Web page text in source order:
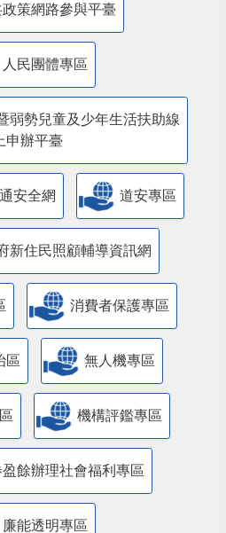
策網路參與平臺
人民團體專區
弱勢兒童及少年生活扶助線
上申辦平臺
安全網 道安專區
新住民照顧輔導資訊網
消費者保護專區
區 無人機專區
機構評鑑專區
餘辦理社會福利專區
廉能透明專區